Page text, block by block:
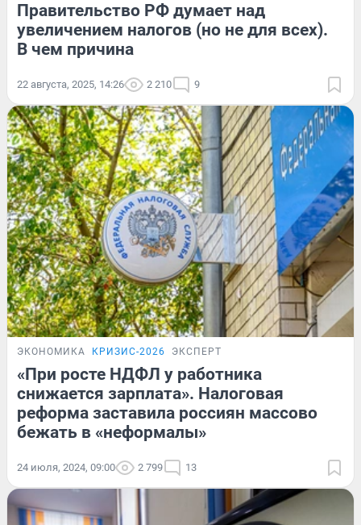
Правительство РФ думает над
увеличением налогов (но не для всех).
В чем причина
22 августа, 2025, 14:26 2 210 9
ЭКОНОМИКА КРИЗИС-2026 ЭКСПЕРТ
«При росте НДФЛ у работника
снижается зарплата». Налоговая
реформа заставила россиян массово
бежать в «неформалы»
24 июля, 2024, 09:00 2 799 13